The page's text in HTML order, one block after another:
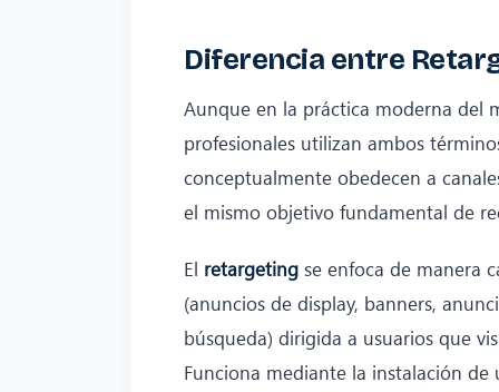
Diferencia entre
Aunque en la práctica moderna del
profesionales utilizan ambos
conceptualmente obedecen a
el mismo objetivo fundamental de
El retargeting se enfoca de manera
(anuncios de display, banners,
búsqueda) dirigida a usuarios que
Funciona mediante la instalación